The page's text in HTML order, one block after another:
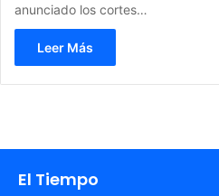
anunciado los cortes…
Leer Más
El Tiempo